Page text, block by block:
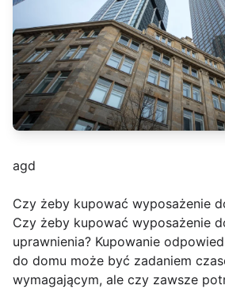
agd
Czy żeby kupować wyposażenie
Czy żeby kupować wyposażenie
uprawnienia? Kupowanie
do domu może być zadaniem
wymagającym, ale czy zawsze